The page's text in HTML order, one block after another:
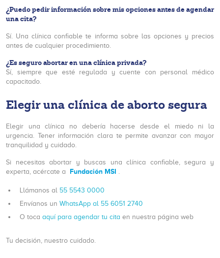
¿Puedo pedir información sobre mis opciones antes de agendar
una cita?
Sí. Una clínica confiable te informa sobre las opciones y precios
antes de cualquier procedimiento.
¿Es seguro abortar en una clínica privada?
Sí, siempre que esté regulada y cuente con personal médico
capacitado.
Elegir una clínica de aborto segura
Elegir una clínica no debería hacerse desde el miedo ni la
urgencia. Tener información clara te permite avanzar con mayor
tranquilidad y cuidado.
Si necesitas abortar y buscas una clínica confiable, segura y
experta, acércate a
Fundación MSI .
Llámanos al 55 5543 0000
Envíanos un WhatsApp al 55 6051 2740
O toca aquí para agendar tu cita en nuestra página web
Tu decisión, nuestro cuidado.